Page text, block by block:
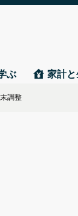
ぶ 家計
調整